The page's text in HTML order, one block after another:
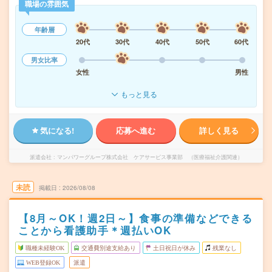
職場の雰囲気
年齢層
20代
30代 40代 50代
60代
男女比率
女性
男性
もっと見る
気になる! 応募へ進む 詳しく見る
派遣会社 マンパワーグループ株式会社 ケアサービス事業部 （医療福祉介護関連）
未読 掲載日 2026/08/08
【8月～OK！週2日～】食事の準備などできる
ことから看護助手＊週払いOK
職種未経験OK 交通費別途支給あり 土日祝日が休み 残業なし
WEB登録OK 派遣